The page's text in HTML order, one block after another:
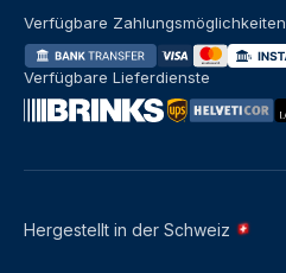
Hergestellt in der Schweiz
Verfügbare Zahlungsmöglichkeiten
Verfügbare Lieferdienste